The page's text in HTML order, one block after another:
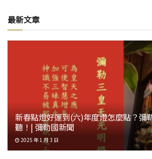
最新文章
新春點燈好運到(六)年度燈怎麼點？彌
聽！| 彌勒國新聞
2025 年 1 月 3 日